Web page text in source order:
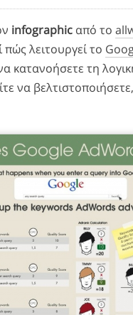
infographic από το
λειτουργεί το
κατανοήσετε τη
να